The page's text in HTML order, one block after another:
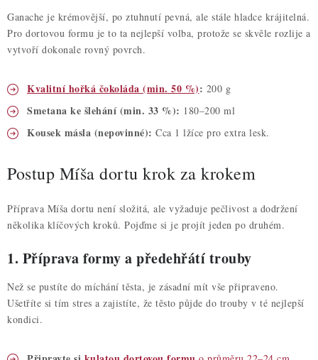
Ganache je krémovější, po ztuhnutí pevná, ale stále hladce krájitelná.
Pro dortovou formu je to ta nejlepší volba, protože se skvěle rozlije a
vytvoří dokonale rovný povrch.
Kvalitní hořká čokoláda (min. 50 %): 200 g
Smetana ke šlehání (min. 33 %): 180–200 ml
Kousek másla (nepovinné): Cca 1 lžíce pro extra lesk.
Postup Míša dortu krok za krokem
Příprava Míša dortu není složitá, ale vyžaduje pečlivost a dodržení
několika klíčových kroků. Pojďme si je projít jeden po druhém.
1. Příprava formy a předehřátí trouby
Než se pustíte do míchání těsta, je zásadní mít vše připraveno.
Ušetříte si tím stres a zajistíte, že těsto půjde do trouby v té nejlepší
kondici.